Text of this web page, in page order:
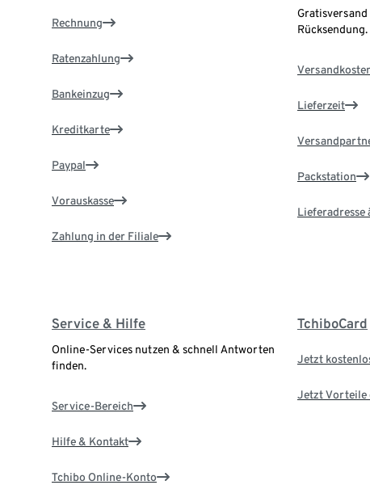
Rechnung
Ratenzahlung
Bankeinzug
Kreditkarte
Paypal
Vorauskasse
Zahlung in der Filiale
Gratisversand
Rücksendung.
Lieferzeit
Packstation
Lieferadresse
Service & Hilfe
Online-Services nutzen & schnell Antworten
finden.
Service-Bereich
Hilfe & Kontakt
Tchibo Online-Konto
TchiboCard
Jetzt
Jetzt Vorteile